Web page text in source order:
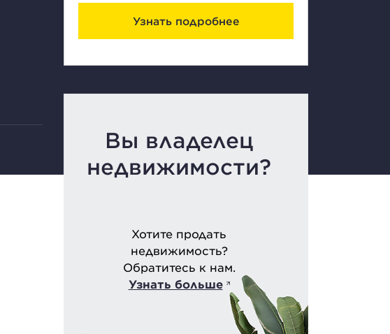
Узнать подробнее
Вы владелец
недвижимости?
Хотите продать
недвижимость?
Обратитесь к нам.
Узнать больше